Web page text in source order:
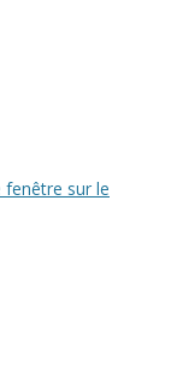
fenêtre sur le